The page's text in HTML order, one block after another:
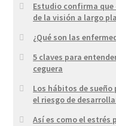
Estudio confirma
de la visión a largo
¿Qué son las
5 claves para
ceguera
Los hábitos de
el riesgo de
Así es como el estrés